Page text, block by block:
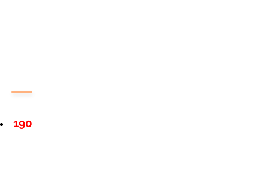
190